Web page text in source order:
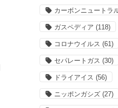
カーボンニュートラ
ガスペディア (118)
コロナウイルス (61)
セパレートガス (30)
ドライアイス (56)
ニッポンガシズ (27)